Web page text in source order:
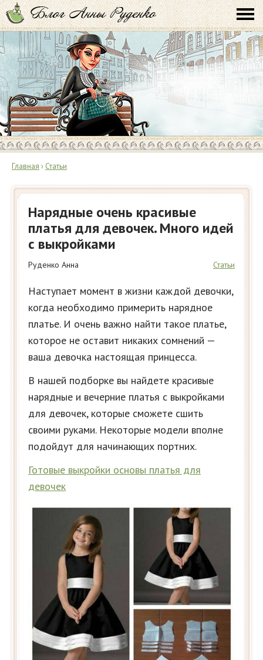
Главная › Статьи
Нарядные очень красивые
платья для девочек. Много идей
с выкройками
Руденко Анна Статьи
Наступает момент в жизни каждой девочки,
когда необходимо примерить нарядное
платье. И очень важно найти такое платье,
которое не оставит никаких сомнений —
ваша девочка настоящая принцесса.
В нашей подборке вы найдете красивые
нарядные и вечерние платья с выкройками
для девочек, которые сможете сшить
своими руками. Некоторые модели вполне
подойдут для начинающих портних.
Готовые выкройки основы платья для
девочек